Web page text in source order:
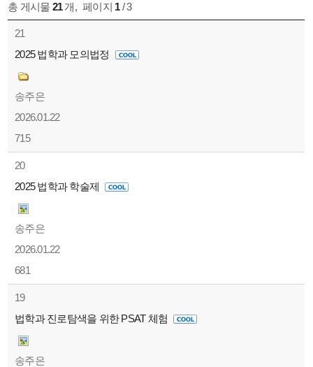
총 게시물 21개, 페이지 1/ 3
21
2025 법학과 모의법정
송주은
2026.01.22
715
20
2025 법학과 학술제
송주은
2026.01.22
681
19
법학과 진로탐색을 위한 PSAT 체험
송주은